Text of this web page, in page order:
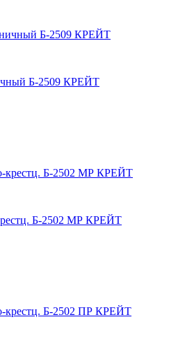
Б-2509 КРЕЙТ
Б-2502 МР КРЕЙТ